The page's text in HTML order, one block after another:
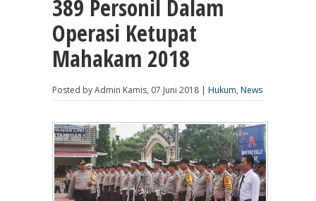
389 Personil Dalam
Operasi Ketupat
Mahakam 2018
Posted by Admin Kamis, 07 Juni 2018 | Hukum, News